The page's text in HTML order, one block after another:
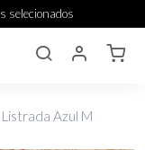
selecionados
Azul M